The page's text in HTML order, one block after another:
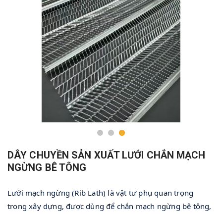
DÂY CHUYỀN SẢN XUẤT LƯỚI CHẮN MẠCH
NGỪNG BÊ TÔNG
Lưới mạch ngừng (Rib Lath) là vật tư phụ quan trọng
trong xây dựng, được dùng để chắn mạch ngừng bê tông,